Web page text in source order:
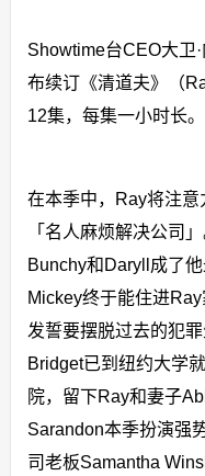
Showtime台CEO大卫
布续订《清道夫》（
12集，每集一小时长
在本季中，Ray将注
「名人麻烦解决公司
Bunchy和Daryll成了
Mickey终于能住进
发誓要摆脱过去的犯
Bridget已到纽约大学
院，留下Ray和妻子
Sarandon本季扮演强
司老板Samantha